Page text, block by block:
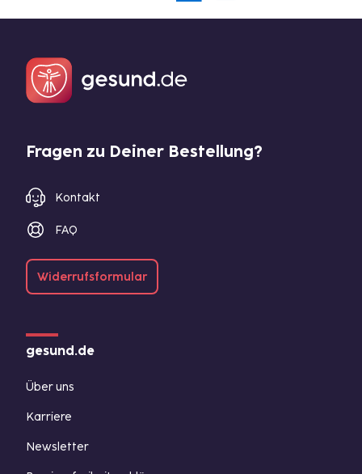
Fragen zu Deiner Bestellung?
Kontakt
FAQ
Widerrufsformular
gesund.de
Über uns
Karriere
Newsletter